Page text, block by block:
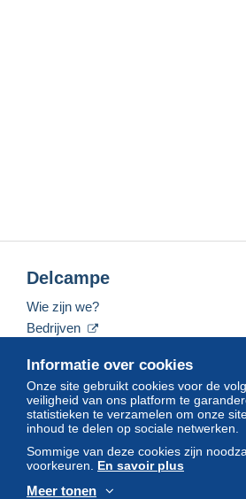
Informatie over cookies
Onze site gebruikt cookies voor de
veiligheid van ons platform te
statistieken te verzamelen om onze
inhoud te delen op sociale netwerken.
Sommige van deze cookies zijn
voorkeuren. En savoir plus
Meer tonen
Delcampe
Wie zijn we?
Bedrijven
Neem contact met ons op
© Delcampe International srl. Alle